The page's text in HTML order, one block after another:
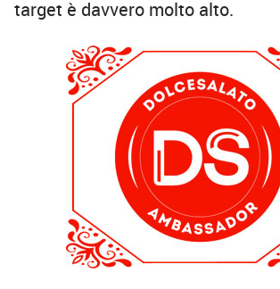
target è davvero molto alto.